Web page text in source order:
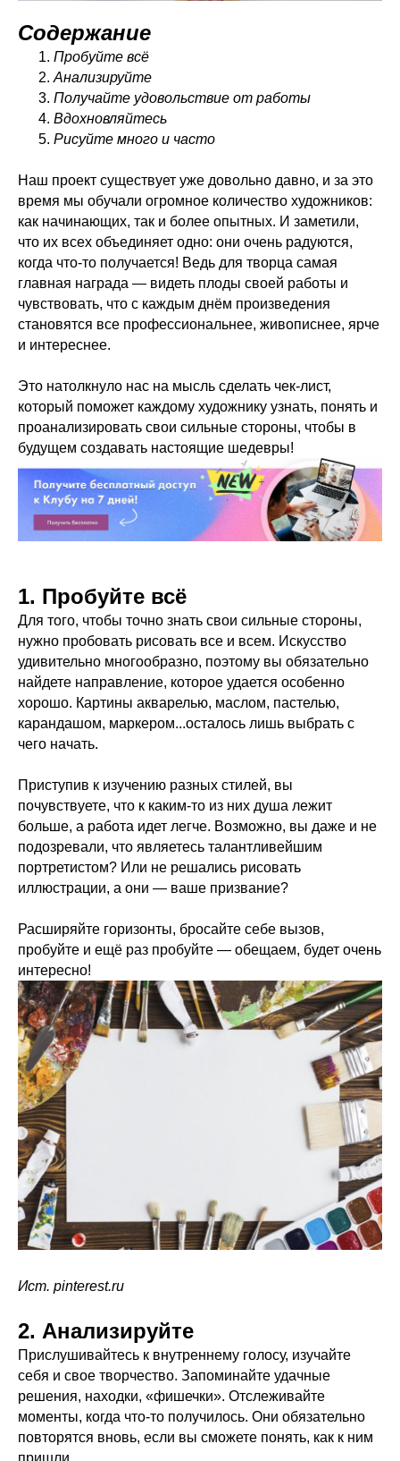
Содержание
Пробуйте всё
Анализируйте
Получайте удовольствие от работы
Вдохновляйтесь
Рисуйте много и часто
Наш проект существует уже довольно давно, и за это
время мы обучали огромное количество художников:
как начинающих, так и более опытных. И заметили,
что их всех объединяет одно: они очень радуются,
когда что-то получается! Ведь для творца самая
главная награда — видеть плоды своей работы и
чувствовать, что с каждым днём произведения
становятся все профессиональнее, живописнее, ярче
и интереснее.
Это натолкнуло нас на мысль сделать чек-лист,
который поможет каждому художнику узнать, понять и
проанализировать свои сильные стороны, чтобы в
будущем создавать настоящие шедевры!
1. Пробуйте всё
Для того, чтобы точно знать свои сильные стороны,
нужно пробовать рисовать все и всем. Искусство
удивительно многообразно, поэтому вы обязательно
найдете направление, которое удается особенно
хорошо. Картины акварелью, маслом, пастелью,
карандашом, маркером...осталось лишь выбрать с
чего начать.
Приступив к изучению разных стилей, вы
почувствуете, что к каким-то из них душа лежит
больше, а работа идет легче. Возможно, вы даже и не
подозревали, что являетесь талантливейшим
портретистом? Или не решались рисовать
иллюстрации, а они — ваше призвание?
Расширяйте горизонты, бросайте себе вызов,
пробуйте и ещё раз пробуйте — обещаем, будет очень
интересно!
Ист. pinterest.ru
2. Анализируйте
Прислушивайтесь к внутреннему голосу, изучайте
себя и свое творчество. Запоминайте удачные
решения, находки, «фишечки». Отслеживайте
моменты, когда что-то получилось. Они обязательно
повторятся вновь, если вы сможете понять, как к ним
пришли.